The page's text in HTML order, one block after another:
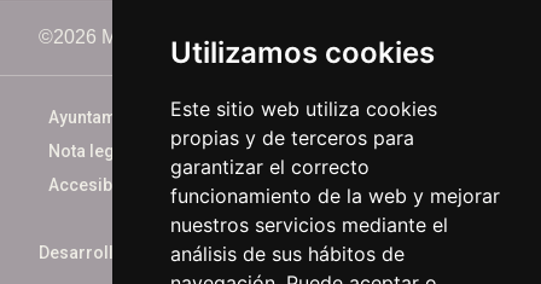
Utilizamos cookies
Este sitio web utiliza cookies
propias y de terceros para
garantizar el correcto
funcionamiento de la web y mejorar
nuestros servicios mediante el
análisis de sus hábitos de
©2026 Memorimage Festival
Ayuntamiento de Reus
Nota legal
Accesibilidad
Desarrollado porxarop.com